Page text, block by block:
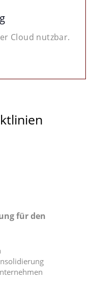
Cloud nutzbar.
für den